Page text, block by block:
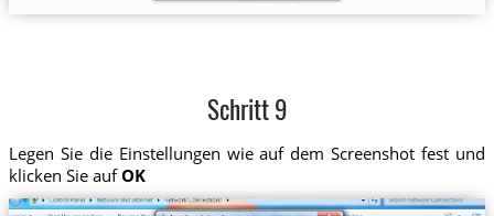
Schritt 9
Legen Sie die Einstellungen wie auf dem Screenshot fest und
klicken Sie aufOK